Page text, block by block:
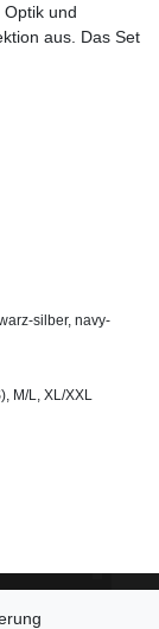
und
aus. Das Set
silber, navy-
M/L, XL/XXL